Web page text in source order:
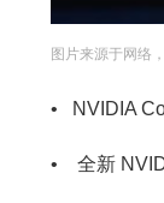
图片来源于网络
• NVIDIA
• 全新